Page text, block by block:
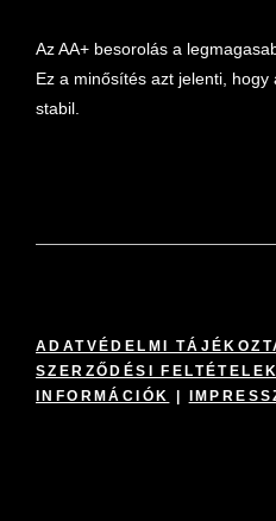
Az AA+ besorolás a
Ez a minősítés azt jelenti,
stabil.
ADATVÉDELMI
SZERZŐDÉSI FELTÉTELEK
INFORMÁCIÓK